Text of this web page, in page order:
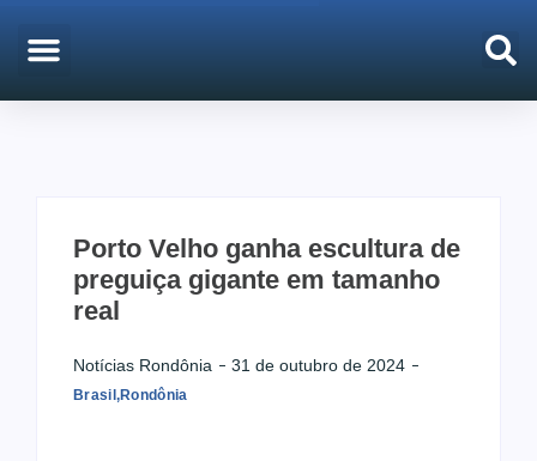
Porto Velho ganha escultura de
preguiça gigante em tamanho
real
Notícias Rondônia 31 de outubro de 2024
Brasil,Rondônia